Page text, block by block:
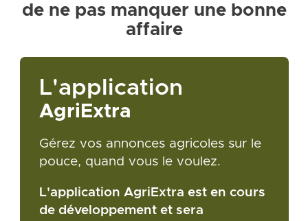
de ne pas manquer une bonne
affaire
L'application
AgriExtra
Gérez vos annonces agricoles sur le
pouce, quand vous le voulez.
L'application AgriExtra est en cours
de développement et sera